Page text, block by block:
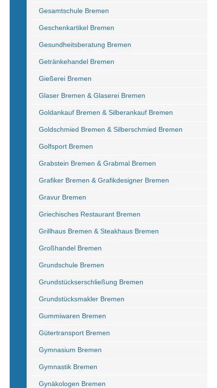
Gesamtschule Bremen
Geschenkartikel Bremen
Gesundheitsberatung Bremen
Getränkehandel Bremen
Gießerei Bremen
Glaser Bremen & Glaserei Bremen
Goldankauf Bremen & Silberankauf Bremen
Goldschmied Bremen & Silberschmied Bremen
Golfsport Bremen
Grabstein Bremen & Grabmal Bremen
Grafiker Bremen & Grafikdesigner Bremen
Gravur Bremen
Griechisches Restaurant Bremen
Grillhaus Bremen & Steakhaus Bremen
Großhandel Bremen
Grundschule Bremen
Grundstückserschließung Bremen
Grundstücksmakler Bremen
Gummiwaren Bremen
Gütertransport Bremen
Gymnasium Bremen
Gymnastik Bremen
Gynäkologen Bremen